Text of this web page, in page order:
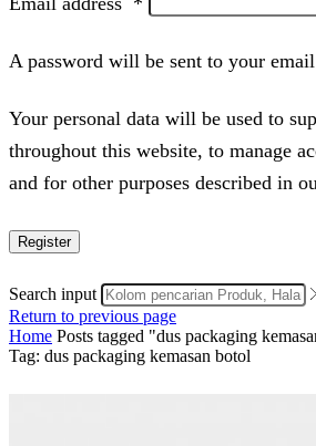
A password will be sent to your email
Your personal data will be used to
throughout this website, to manage
and for other purposes described in
Register
Search input
Return to previous page
Home Posts tagged "dus packaging
Tag: dus packaging kemasan botol